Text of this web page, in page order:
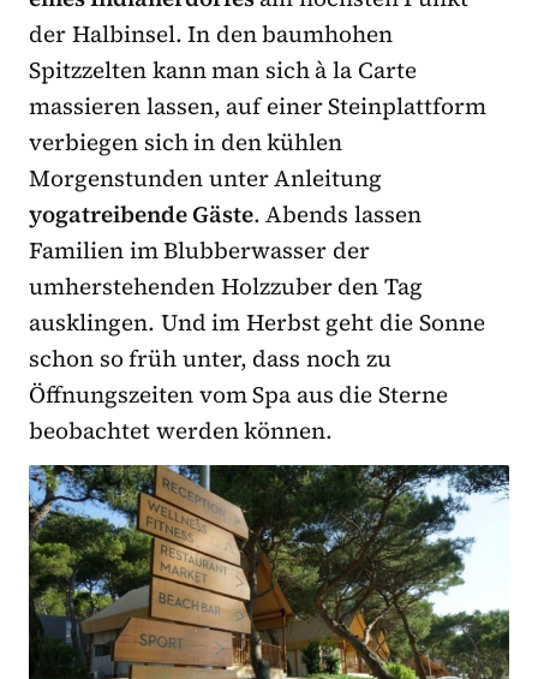
der Halbinsel. In den baumhohen
Spitzzelten kann man sich à la Carte
massieren lassen, auf einer Steinplattform
verbiegen sich in den kühlen
Morgenstunden unter Anleitung
yogatreibende Gäste. Abends lassen
Familien im Blubberwasser der
umherstehenden Holzzuber den Tag
ausklingen. Und im Herbst geht die Sonne
schon so früh unter, dass noch zu
Öffnungszeiten vom Spa aus die Sterne
beobachtet werden können.